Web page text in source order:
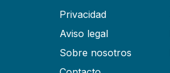
Privacidad
Aviso legal
Sobre nosotros